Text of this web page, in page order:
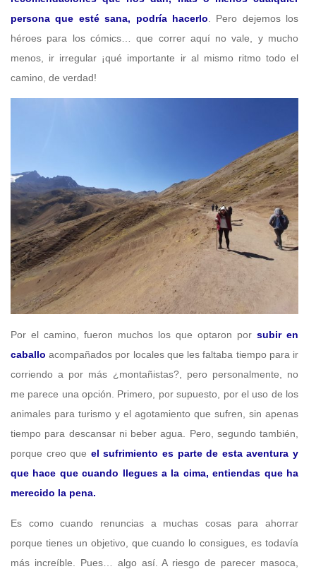
persona que esté sana, podría hacerlo . Pero dejemos los
héroes para los cómics… que correr aquí no vale, y mucho
menos, ir irregular ¡qué importante ir al mismo ritmo todo el
camino, de verdad!
Por el camino, fueron muchos los que optaron por subir en
caballo acompañados por locales que les faltaba tiempo para ir
corriendo a por más ¿montañistas?, pero personalmente, no
me parece una opción. Primero, por supuesto, por el uso de los
animales para turismo y el agotamiento que sufren, sin apenas
tiempo para descansar ni beber agua. Pero, segundo también,
porque creo que el sufrimiento es parte de esta aventura y
que hace que cuando llegues a la cima, entiendas que ha
merecido la pena.
Es como cuando renuncias a muchas cosas para ahorrar
porque tienes un objetivo, que cuando lo consigues, es todavía
más increíble. Pues… algo así. A riesgo de parecer masoca,